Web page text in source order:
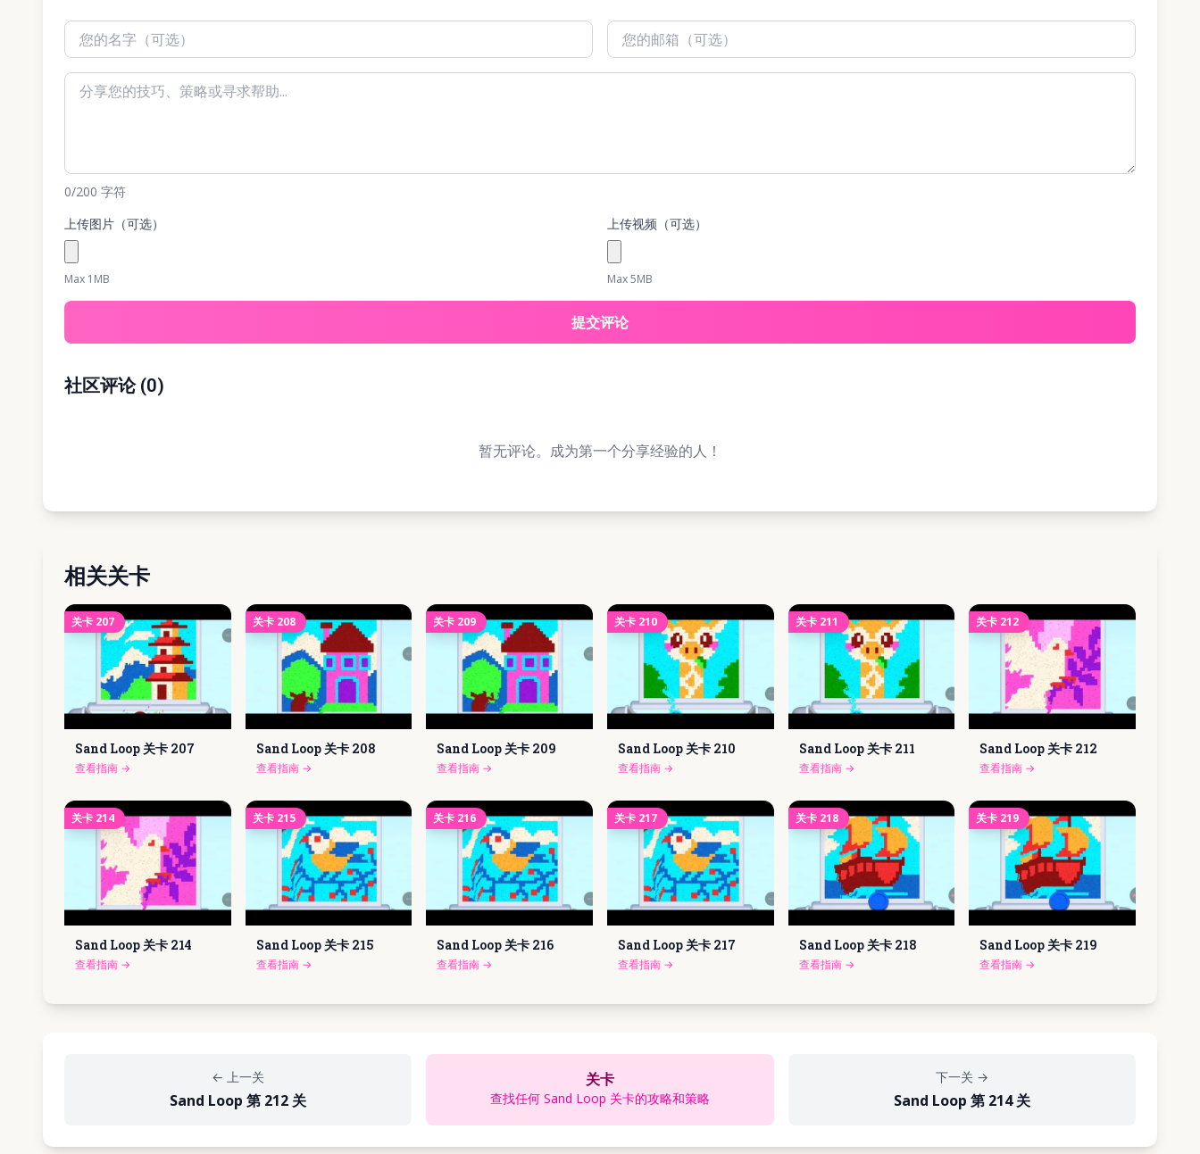
0/200 字符
上传图片（可选）
Max 1MB
上传视频（可选）
Max 5MB
提交评论
社区评论(0)
暂无评论。成为第一个分享经验的人！
相关关卡
关卡 207
Sand Loop 关卡 207
查看指南 →
关卡 208
Sand Loop 关卡 208
查看指南→
关卡 209
Sand Loop 关卡 209
查看指南 →
关卡 210
Sand Loop 关卡 210
查看指南→
关卡 211
Sand Loop 关卡 211
查看指南→
关卡 212
Sand Loop 关卡 212
查看指南 →
关卡 214
Sand Loop 关卡 214
查看指南 →
关卡 215
Sand Loop 关卡 215
查看指南→
关卡 216
Sand Loop 关卡 216
查看指南 →
关卡 217
Sand Loop 关卡 217
查看指南→
关卡 218
Sand Loop 关卡 218
查看指南→
关卡 219
Sand Loop 关卡 219
查看指南 →
←上一关
Sand Loop 第 212 关
关卡
查找任何 Sand Loop 关卡的攻略和策略
下一关 →
Sand Loop 第 214 关